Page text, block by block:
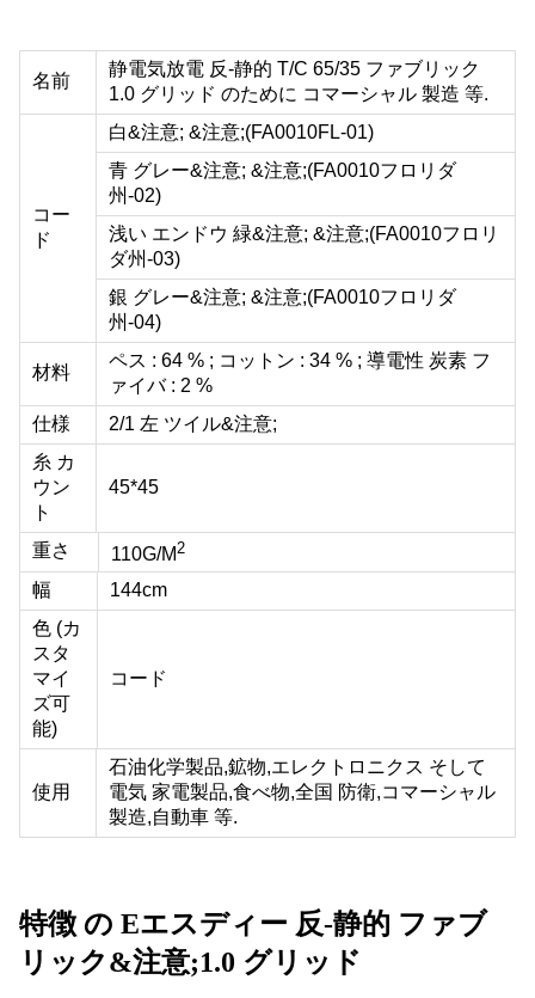
名前
静電気放電 反-静的 T/C 65/35 ファブリック
1.0 グリッド のために コマーシャル 製造 等.
コー
ド
白&注意; &注意;(FA0010FL-01)
青 グレー&注意; &注意;(FA0010フロリダ
州-02)
浅い エンドウ 緑&注意; &注意;(FA0010フロリ
ダ州-03)
銀 グレー&注意; &注意;(FA0010フロリダ
州-04)
材料
ペス : 64 % ; コットン : 34 % ; 導電性 炭素 フ
ァイバ : 2 %
仕様
2/1 左 ツイル&注意;
糸 カ
ウン
ト
45*45
重さ 110G/M2
幅
144cm
色 (カ
スタ
マイ
ズ可
能)
コード
使用
石油化学製品,鉱物,エレクトロニクス そして
電気 家電製品,食べ物,全国 防衛,コマーシャル
製造,自動車 等.
特徴 の Eエスディー 反-静的 ファブ
リック&注意;1.0 グリッド